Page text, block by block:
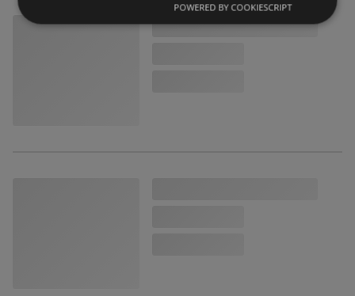
POWERED BY COOKIESCRIPT